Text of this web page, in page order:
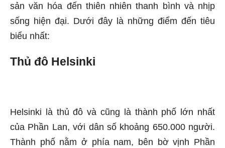
sản văn hóa đến thiên nhiên thanh bình và nhịp
sống hiện đại. Dưới đây là những điểm đến tiêu
biểu nhất:
Thủ đô Helsinki
Helsinki là thủ đô và cũng là thành phố lớn nhất
của Phần Lan, với dân số khoảng 650.000 người.
Thành phố nằm ở phía nam, bên bờ vịnh Phần